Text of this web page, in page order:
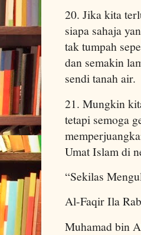
20. Jika kita
siapa sahaja
tak tumpah
dan semakin
sendi tanah air.
21. Mungkin
tetapi semoga
Umat Islam di
“Sekilas
Al-Faqir Ila
Muhamad bin